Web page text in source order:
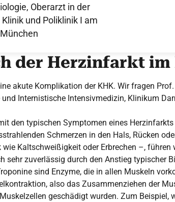
Oberarzt in der
und Poliklinik I am
der Herzinfarkt im
akute Komplikation der KHK. Wir fragen
und Internistische Intensivmedizin, Klinikum
den typischen Symptomen eines
Schmerzen in den Hals, Rücken
Kaltschweißigkeit oder Erbrechen –,
sehr zuverlässig durch den Anstieg typischer
sind Enzyme, die in allen Muskeln
also das Zusammenziehen der
geschädigt wurden. Zum Beispiel,